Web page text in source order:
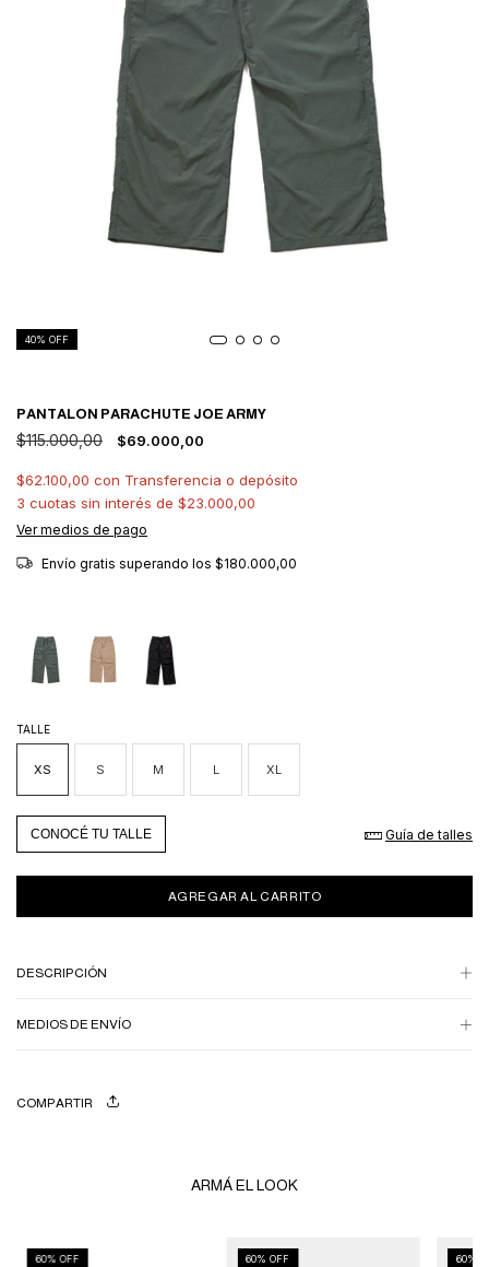
40% OFF
PANTALON PARACHUTE JOE ARMY
$115.000,00 $69.000,00
$62.100,00 con Transferencia o depósito
3 cuotas sin interés de $23.000,00
Ver medios de pago
Envío gratis superando los $180.000,00
TALLE
XS S M L XL
CONOCÉ TU TALLE Guía de talles
DESCRIPCIÓN
MEDIOS DE ENVÍO
COMPARTIR
ARMÁ EL LOOK
60% OFF 60% OFF 60%